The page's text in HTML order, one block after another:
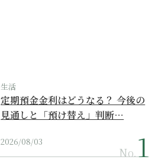
生活
定期預金金利はどうなる？ 今後の
見通しと「預け替え」判断…
2026/08/03
No.